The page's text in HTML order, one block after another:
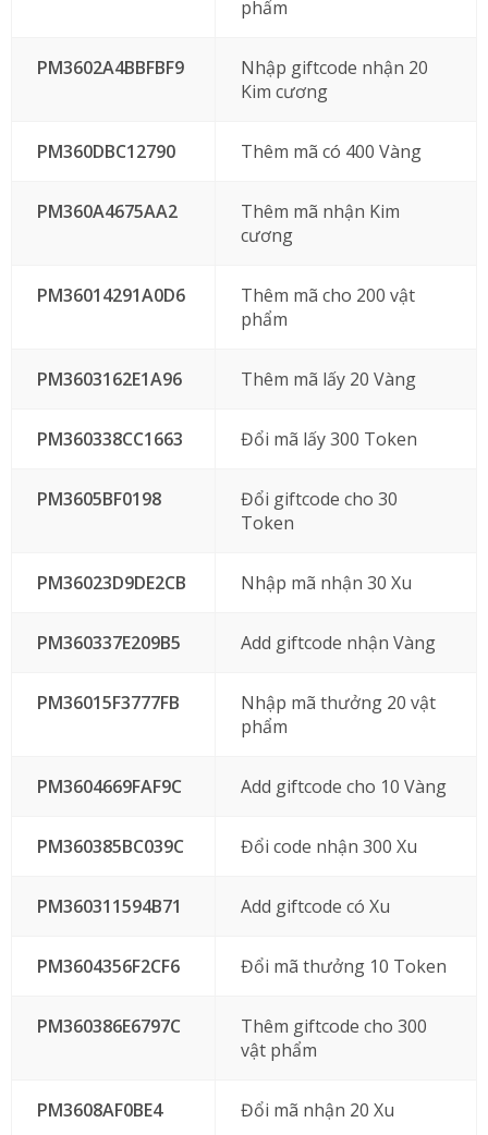
phẩm
PM3602A4BBFBF9
Nhập giftcode nhận 20
Kim cương
PM360DBC12790 Thêm mã có 400 Vàng
PM360A4675AA2
Thêm mã nhận Kim
cương
PM36014291A0D6
Thêm mã cho 200 vật
phẩm
PM3603162E1A96 Thêm mã lấy 20 Vàng
PM360338CC1663 Đổi mã lấy 300 Token
PM3605BF0198
Đổi giftcode cho 30
Token
PM36023D9DE2CB Nhập mã nhận 30 Xu
PM360337E209B5 Add giftcode nhận Vàng
PM36015F3777FB
Nhập mã thưởng 20 vật
phẩm
PM3604669FAF9C Add giftcode cho 10 Vàng
PM360385BC039C Đổi code nhận 300 Xu
PM360311594B71 Add giftcode có Xu
PM3604356F2CF6 Đổi mã thưởng 10 Token
PM360386E6797C
Thêm giftcode cho 300
vật phẩm
PM3608AF0BE4 Đổi mã nhận 20 Xu